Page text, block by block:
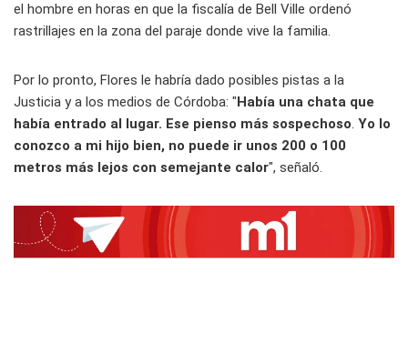
el hombre en horas en que la fiscalía de Bell Ville ordenó
rastrillajes en la zona del paraje donde vive la familia.
Por lo pronto, Flores le habría dado posibles pistas a la
Justicia y a los medios de Córdoba: "Había una chata que
había entrado al lugar. Ese pienso más sospechoso. Yo lo
conozco a mi hijo bien, no puede ir unos 200 o 100
metros más lejos con semejante calor", señaló.